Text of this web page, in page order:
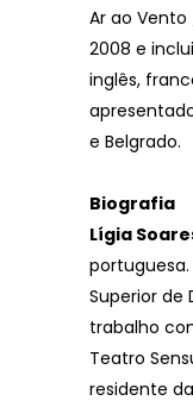
Ar ao
2008 e
inglês,
e Belgrado.
Biografia
Lígia
portuguesa.
Superior de
trabalho
Teatro
residente